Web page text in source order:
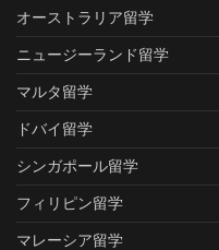
オーストラリア留学
ニュージーランド留学
マルタ留学
ドバイ留学
シンガポール留学
フィリピン留学
マレーシア留学